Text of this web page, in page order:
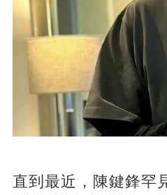
直到最近，陳鍵鋒罕